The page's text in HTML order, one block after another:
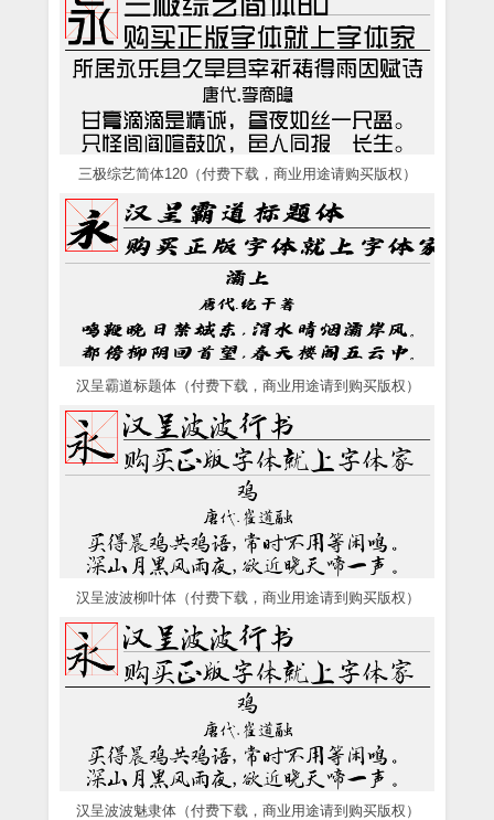
三极综艺简体120（付费下载，商业用途请购买版权）
汉呈霸道标题体（付费下载，商业用途请到购买版权）
汉呈波波柳叶体（付费下载，商业用途请到购买版权）
汉呈波波魅隶体（付费下载，商业用途请到购买版权）